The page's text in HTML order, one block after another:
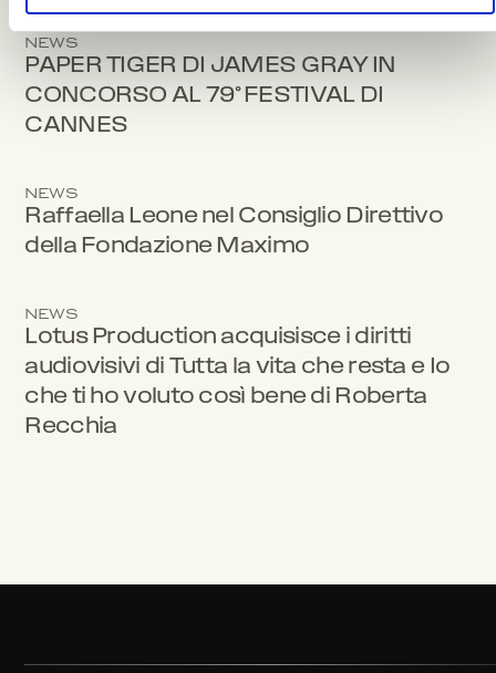
NEWS
PAPER TIGER DI JAMES GRAY IN
CONCORSO AL 79° FESTIVAL DI
CANNES
NEWS
Raffaella Leone nel Consiglio Direttivo
della Fondazione Maximo
NEWS
Lotus Production acquisisce i diritti
audiovisivi di Tutta la vita che resta e Io
che ti ho voluto così bene di Roberta
Recchia